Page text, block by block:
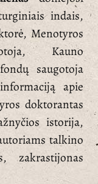
indais,
Menotyros
Kauno
saugotoja
apie
doktorantas
istorija,
talkino
zakrastijonas